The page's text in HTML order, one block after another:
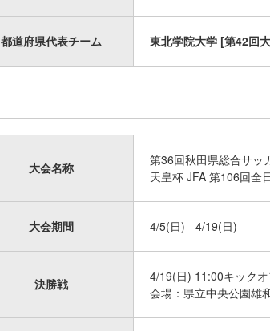
都道府県代表チーム 東北学院大学 [第42回
大会名称
第36回秋田県総合サッ
天皇杯 JFA 第106回全
大会期間 4/5(日) - 4/19(日)
決勝戦
4/19(日) 11:00キック
会場：県立中央公園雄